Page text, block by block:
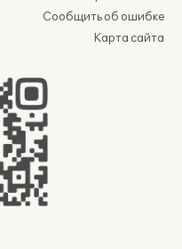
Сообщить об ошибке
Карта сайта